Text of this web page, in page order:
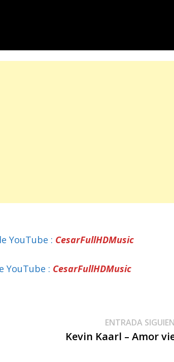
YouTube : CesarFullHDMusic
YouTube : CesarFullHDMusic
ENTRADA
Kevin Kaarl – Amor